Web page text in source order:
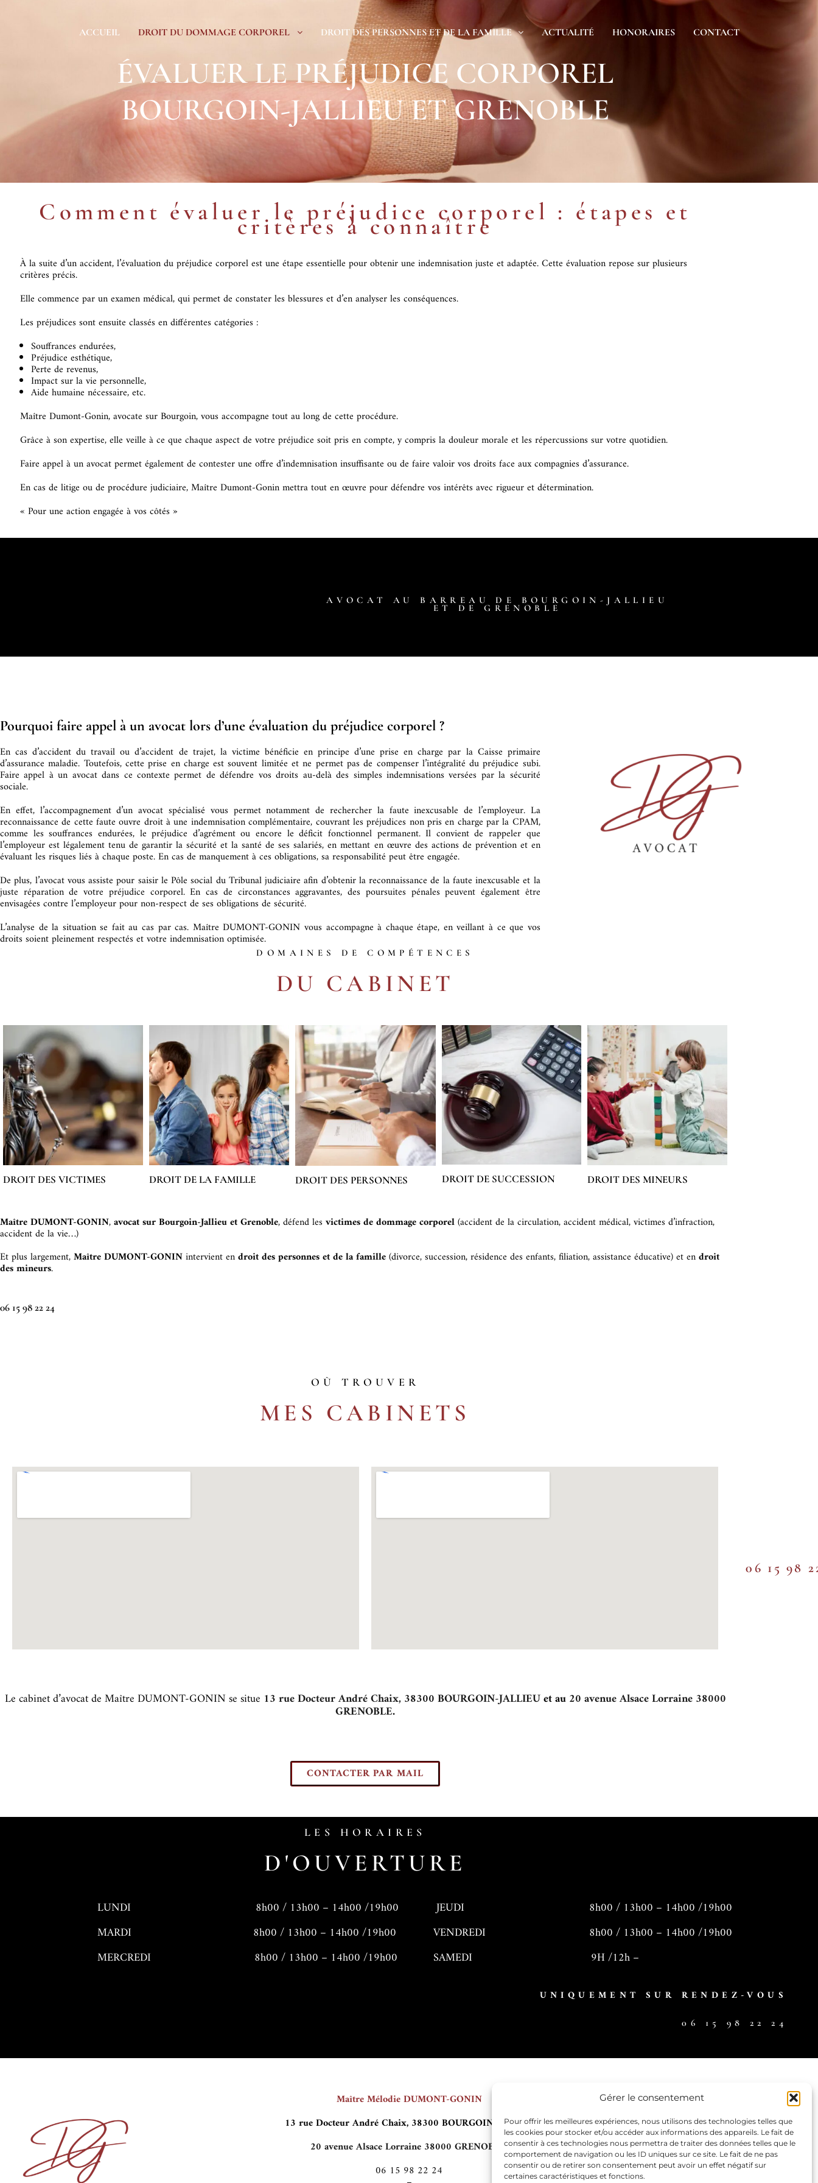
Gérer le consentement
Pour offrir les meilleures expériences, nous utilisons des technologies telles que
les cookies pour stocker et/ou accéder aux informations des appareils. Le fait de
consentir à ces technologies nous permettra de traiter des données telles que le
comportement de navigation ou les ID uniques sur ce site. Le fait de ne pas
consentir ou de retirer son consentement peut avoir un effet négatif sur
certaines caractéristiques et fonctions.
ACCUEIL DROIT DU DOMMAGE CORPOREL DROIT DES PERSONNES ET DE LA FAMILLE ACTUALITÉ HONORAIRES CONTACT
ÉVALUER LE PRÉJUDICE CORPOREL
BOURGOIN-JALLIEU ET GRENOBLE
Comment évaluer le préjudice corporel : étapes et
critères à connaître
À la suite d’un accident, l’évaluation du préjudice corporel est une étape essentielle pour obtenir une indemnisation juste et adaptée. Cette évaluation repose sur plusieurs
critères précis.
Elle commence par un examen médical, qui permet de constater les blessures et d’en analyser les conséquences.
Les préjudices sont ensuite classés en différentes catégories :
Souffrances endurées,
Préjudice esthétique,
Perte de revenus,
Impact sur la vie personnelle,
Aide humaine nécessaire, etc.
Maître Dumont-Gonin, avocate sur Bourgoin, vous accompagne tout au long de cette procédure.
Grâce à son expertise, elle veille à ce que chaque aspect de votre préjudice soit pris en compte, y compris la douleur morale et les répercussions sur votre quotidien.
Faire appel à un avocat permet également de contester une offre d’indemnisation insuffisante ou de faire valoir vos droits face aux compagnies d’assurance.
En cas de litige ou de procédure judiciaire, Maître Dumont-Gonin mettra tout en œuvre pour défendre vos intérêts avec rigueur et détermination.
« Pour une action engagée à vos côtés »
AVOCAT AU BARREAU DE BOURGOIN-JALLIEU
ET DE GRENOBLE
Pourquoi faire appel à un avocat lors d’une évaluation du préjudice corporel ?
En cas d’accident du travail ou d’accident de trajet, la victime bénéficie en principe d’une prise en charge par la Caisse primaire
d’assurance maladie. Toutefois, cette prise en charge est souvent limitée et ne permet pas de compenser l’intégralité du préjudice subi.
Faire appel à un avocat dans ce contexte permet de défendre vos droits au-delà des simples indemnisations versées par la sécurité
sociale.
En effet, l’accompagnement d’un avocat spécialisé vous permet notamment de rechercher la faute inexcusable de l’employeur. La
reconnaissance de cette faute ouvre droit à une indemnisation complémentaire, couvrant les préjudices non pris en charge par la CPAM,
comme les souffrances endurées, le préjudice d’agrément ou encore le déficit fonctionnel permanent. Il convient de rappeler que
l’employeur est légalement tenu de garantir la sécurité et la santé de ses salariés, en mettant en œuvre des actions de prévention et en
évaluant les risques liés à chaque poste. En cas de manquement à ces obligations, sa responsabilité peut être engagée.
De plus, l’avocat vous assiste pour saisir le Pôle social du Tribunal judiciaire afin d’obtenir la reconnaissance de la faute inexcusable et la
juste réparation de votre préjudice corporel. En cas de circonstances aggravantes, des poursuites pénales peuvent également être
envisagées contre l’employeur pour non-respect de ses obligations de sécurité.
L’analyse de la situation se fait au cas par cas. Maître DUMONT-GONIN vous accompagne à chaque étape, en veillant à ce que vos
droits soient pleinement respectés et votre indemnisation optimisée.
DOMAINES DE COMPÉTENCES
DU CABINET
DROIT DES VICTIMES DROIT DE LA FAMILLE DROIT DES PERSONNES DROIT DE SUCCESSION DROIT DES MINEURS
Maître DUMONT-GONIN,avocat sur Bourgoin-Jallieu et Grenoble, défend les victimes de dommage corporel(accident de la circulation, accident médical, victimes d’infraction,
accident de la vie…)
Et plus largement,Maître DUMONT-GONINintervient endroit des personnes et de la famille(divorce, succession, résidence des enfants, filiation, assistance éducative) et endroit
des mineurs.
06 15 98 22 24
OÙ TROUVER
MES CABINETS
06 15 98
Le cabinet d’avocat de Maître DUMONT-GONIN se situe 13 rue Docteur André Chaix, 38300 BOURGOIN-JALLIEUet au20 avenue Alsace Lorraine 38000
GRENOBLE.
CONTACTER PAR MAIL
LES HORAIRES
D'OUVERTURE
LUNDI 8h00 / 13h00 – 14h00 /19h00
MARDI
8h00 / 13h00 – 14h00 /19h00
MERCREDI
8h00 / 13h00 – 14h00 /19h00
JEUDI
8h00 / 13h00 – 14h00 /19h00
VENDREDI
8h00 / 13h00 – 14h00 /19h00
SAMEDI 9H /12h –
UNIQUEMENT SUR RENDEZ-VOUS
06 15 98 22 24
Maître Mélodie DUMONT-GONIN
13 rue Docteur André Chaix, 38300 BOURGOIN-JALLIEU
20 avenue Alsace Lorraine 38000 GRENOBLE.
06 15 98 22 24